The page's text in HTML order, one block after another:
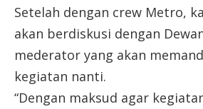
Setelah dengan crew Metro,
akan berdiskusi dengan
mederator yang akan
kegiatan nanti.
“Dengan maksud agar